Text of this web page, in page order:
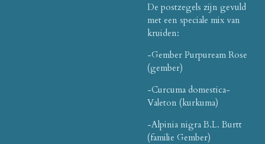
De postzegels zijn gevuld
met een speciale mix van
kruiden:
-Gember Purpuream Rose
(gember)
-Curcuma domestica-
Valeton (kurkuma)
-Alpinia nigra B.L. Burtt
(familie Gember)